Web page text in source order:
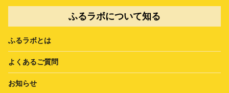
ふるラボについて知る
ふるラボとは
よくあるご質問
お知らせ